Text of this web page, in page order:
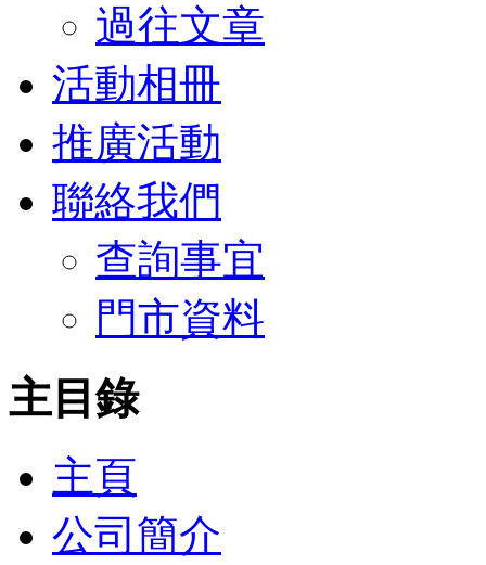
過往文章
活動相冊
推廣活動
聯絡我們
查詢事宜
門市資料
主目錄
主頁
公司簡介